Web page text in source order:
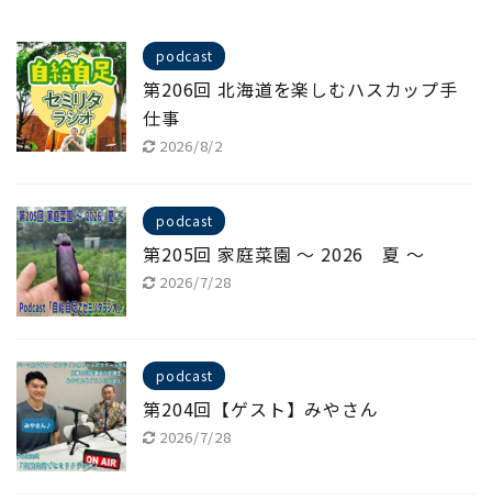
podcast
第206回 北海道を楽しむハスカップ手
仕事
2026/8/2
podcast
第205回 家庭菜園 ～ 2026 夏 ～
2026/7/28
podcast
第204回【ゲスト】みやさん
2026/7/28